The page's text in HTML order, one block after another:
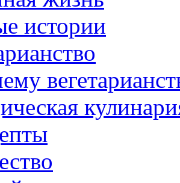
истории